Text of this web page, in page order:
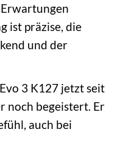
Erwartungen
ist präzise, die
und der
3 K127 jetzt seit
noch begeistert. Er
auch bei